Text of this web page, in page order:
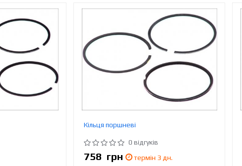
Кільця поршневі
0 відгуків
758 грн
термін 3 дн.